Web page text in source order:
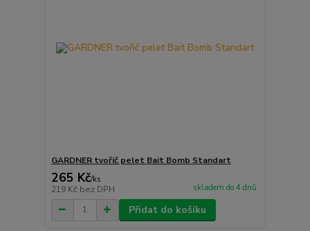
GARDNER tvořič pelet Bait Bomb Standart
265 Kč/ks
219 Kč bez DPH skladem do 4 dnů
Přidat do košíku